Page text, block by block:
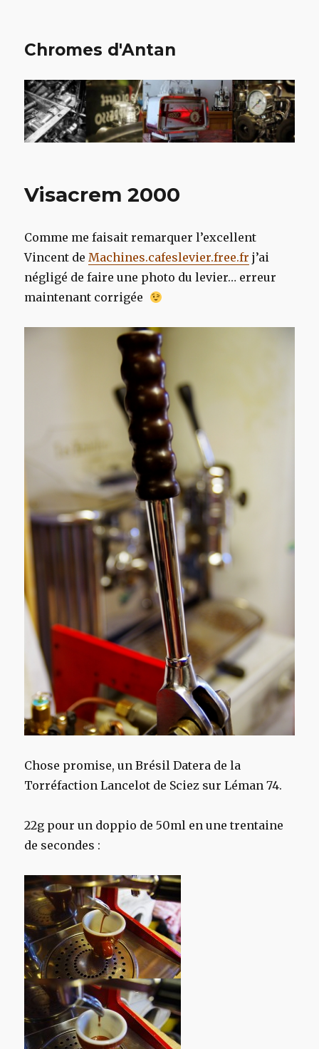
Chromes d'Antan
Visacrem 2000
Comme me faisait remarquer l’excellent
Vincent deMachines.cafeslevier.free.fr j’ai
négligé de faire une photo du levier… erreur
maintenant corrigée
Chose promise, un Brésil Datera de la
Torréfaction Lancelot de Sciez sur Léman 74.
22g pour un doppio de 50ml en une trentaine
de secondes :